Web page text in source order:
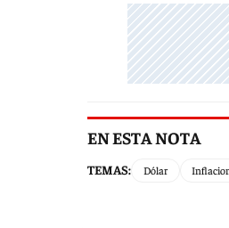
EN ESTA NOTA
TEMAS: Dólar